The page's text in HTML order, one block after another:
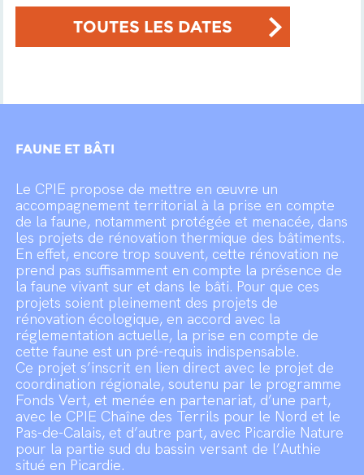
TOUTES LES DATES
FAUNE ET BÂTI
Le CPIE propose de mettre en œuvre un
accompagnement territorial à la prise en compte
de la faune, notamment protégée et menacée, dans
les projets de rénovation thermique des bâtiments.
En effet, encore trop souvent, cette rénovation ne
prend pas suffisamment en compte la présence de
la faune vivant sur et dans le bâti. Pour que ces
projets soient pleinement des projets de
rénovation écologique, en accord avec la
réglementation actuelle, la prise en compte de
cette faune est un pré-requis indispensable.
Ce projet s’inscrit en lien direct avec le projet de
coordination régionale, soutenu par le programme
Fonds Vert, et menée en partenariat, d’une part,
avec le CPIE Chaîne des Terrils pour le Nord et le
Pas-de-Calais, et d’autre part, avec Picardie Nature
pour la partie sud du bassin versant de l’Authie
situé en Picardie.